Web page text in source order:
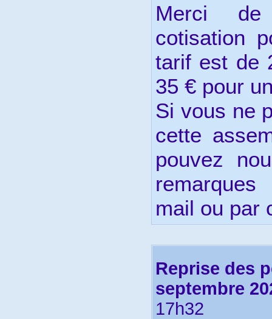
Merci de
cotisation
tarif est de
35 € pour
Si vous ne
cette
pouvez
mail ou par
Reprise des
septembre
17h32